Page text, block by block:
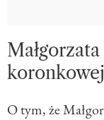
O tym, że